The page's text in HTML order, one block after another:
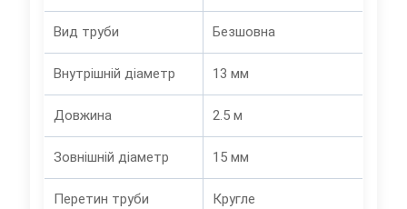
Вид труби Безшовна
Внутрішній діаметр 13 мм
Довжина 2.5 м
Зовнішній діаметр 15 мм
Перетин труби Кругле